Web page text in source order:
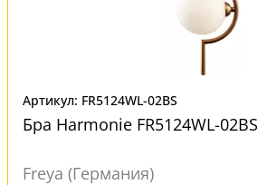
Артикул: FR5124WL-02BS
Бра Harmonie FR5124WL-02BS
Freya (Германия)